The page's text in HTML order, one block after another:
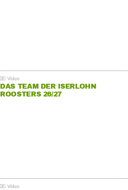
DAS TEAM DER ISERLOHN
ROOSTERS 26/27